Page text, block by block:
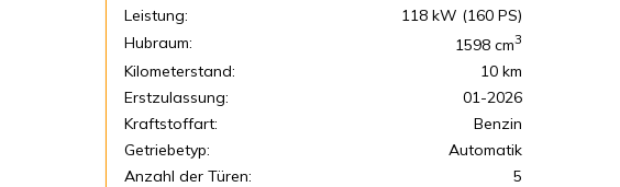
Leistung:
118 kW (160 PS)
Hubraum:
1598 cm3
Kilometerstand:
10 km
Erstzulassung:
01-2026
Kraftstoffart:
Benzin
Getriebetyp:
Automatik
Anzahl der Türen:
5